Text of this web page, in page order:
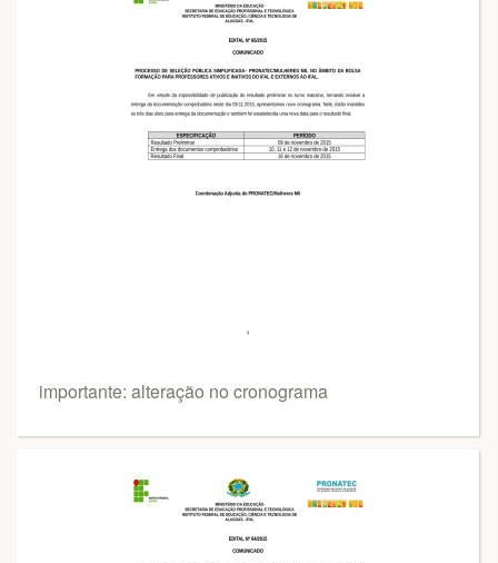
importante: alteração no cronograma